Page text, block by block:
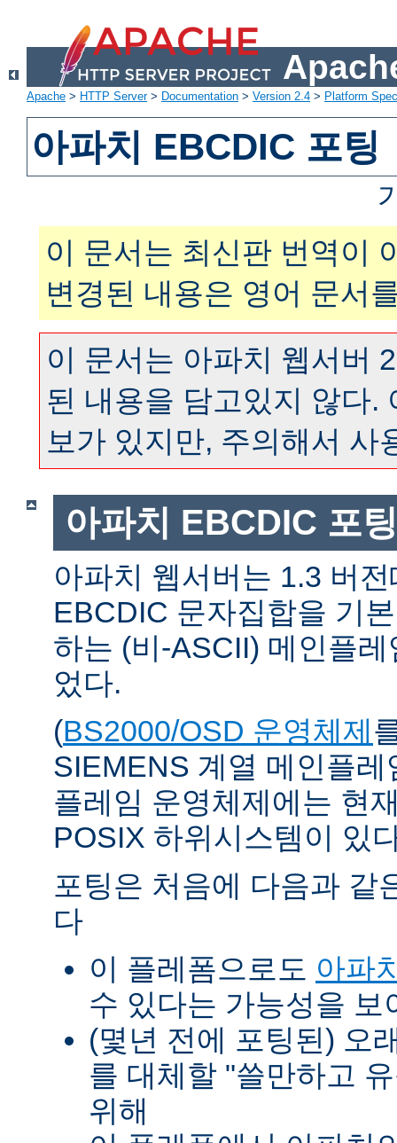
Apache > HTTP Server> Documentation > Version 2.4 > Platform
아파치 EBCDIC 포팅
이 문서는 최신판 번역이
변경된 내용은 영어 문서
이 문서는 아파치 웹서버
된 내용을 담고있지 않다.
보가 있지만, 주의해서 사
아파치 EBCDIC 포
아파치 웹서버는 1.3 버
EBCDIC 문자집합을 기
하는 (비-ASCII) 메인플
었다.
(BS2000/OSD 운영체제
SIEMENS 계열 메인플
플레임 운영체제에는 현
POSIX 하위시스템이 있
포팅은 처음에 다음과 같
다
이 플레폼으로도 아파
수 있다는 가능성을 보
(몇년 전에 포팅된) 오
를 대체할 "쓸만하고
위해